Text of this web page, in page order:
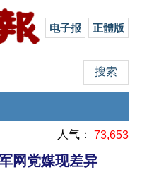
电子报 正體版
人气： 73,653
网党媒现差异